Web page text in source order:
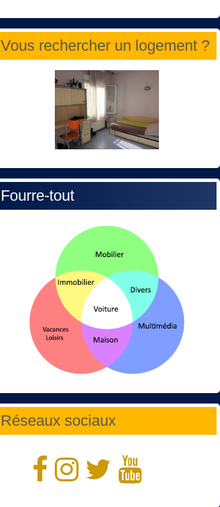
Vous rechercher un logement ?
Fourre-tout
Réseaux sociaux